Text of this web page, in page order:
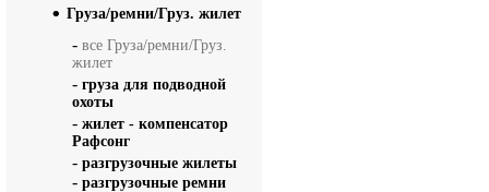
Груза/ремни/Груз. жилет
- все Груза/ремни/Груз.
жилет
- груза для подводной
охоты
- жилет - компенсатор
Рафсонг
- разгрузочные жилеты
- разгрузочные ремни